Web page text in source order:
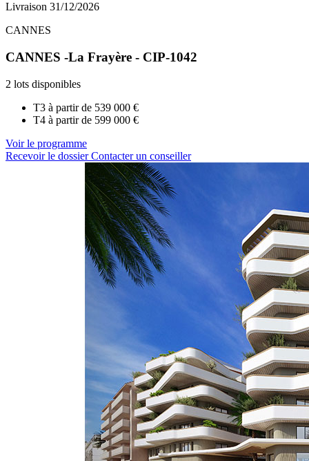
Livraison 31/12/2026
CANNES
CANNES -La Frayère - CIP-1042
2 lots disponibles
T3 à partir de 539 000 €
T4 à partir de 599 000 €
Voir le programme
Recevoir le dossierContacter un conseiller